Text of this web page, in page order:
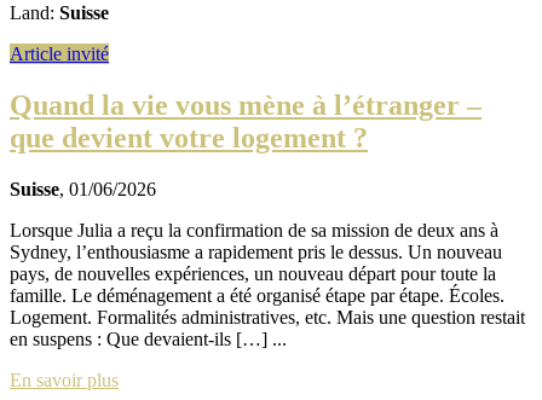
Land: Suisse
Article invité
Quand la vie vous mène à l’étranger –
que devient votre logement ?
Suisse, 01/06/2026
Lorsque Julia a reçu la confirmation de sa mission de deux ans à
Sydney, l’enthousiasme a rapidement pris le dessus. Un nouveau
pays, de nouvelles expériences, un nouveau départ pour toute la
famille. Le déménagement a été organisé étape par étape. Écoles.
Logement. Formalités administratives, etc. Mais une question restait
en suspens : Que devaient-ils […] ...
En savoir plus